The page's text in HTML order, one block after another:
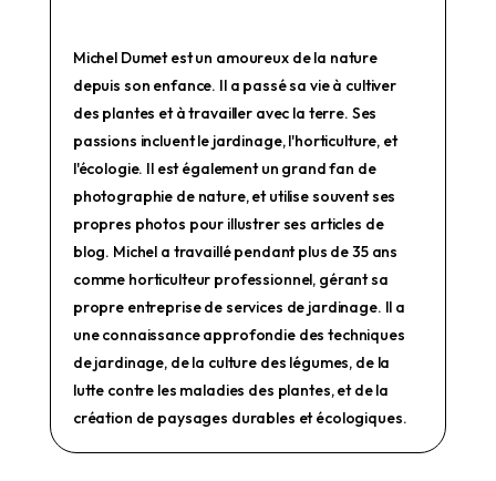
Michel Dumet est un amoureux de la nature
depuis son enfance. Il a passé sa vie à cultiver
des plantes et à travailler avec la terre. Ses
passions incluent le jardinage, l'horticulture, et
l'écologie. Il est également un grand fan de
photographie de nature, et utilise souvent ses
propres photos pour illustrer ses articles de
blog. Michel a travaillé pendant plus de 35 ans
comme horticulteur professionnel, gérant sa
propre entreprise de services de jardinage. Il a
une connaissance approfondie des techniques
de jardinage, de la culture des légumes, de la
lutte contre les maladies des plantes, et de la
création de paysages durables et écologiques.